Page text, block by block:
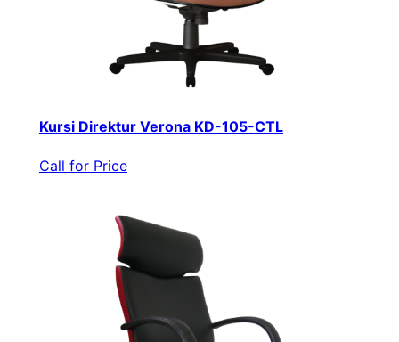
Kursi Direktur Verona KD-105-CTL
Call for Price